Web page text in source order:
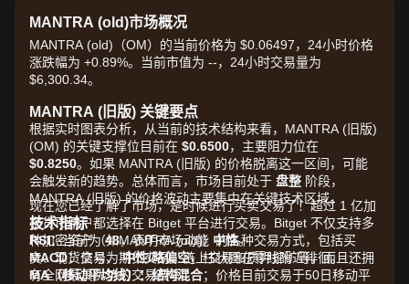
MANTRA (old)市场概况
MANTRA (old)（OM）的当前价格为 $0.06497，24小时价格
涨跌幅为 +0.89%。当前市值为 --，24小时交易量为
$6,300.34。
MANTRA (旧版) 关键要点
根据实时图表分析，从当前的技术结构来看，MANTRA (旧版)
(OM) 的关键支撑位目前在 $0.6500，主要阻力位在
$0.8250。如果 MANTRA (旧版) 的价格脱离这一区间，可能
会触发新的趋势。总体而言，市场目前处于 盘整 阶段，
MANTRA (旧版) 的价格波动主要集中在关键技术区域。
技术指标
RSI：当前为48，表明市场动能 中性。
MACD：信号为中性/略偏空，柱状图在零线附近徘徊。
MA（移动平均线）：结构混合；价格目前交易于50日移动平
现在您已经了解了市场，是时候进行买卖交易了！超过 1 亿加
密货币用户都选择在 Bitget 平台进行交易。Bitget 不仅支持多
种加密资产（如MANTRA (old)）的各种交易方式，包括买
卖、现货交易、期货交易、链上交易和质押挖矿等，而且还拥
有全网最具优势的交易费率！